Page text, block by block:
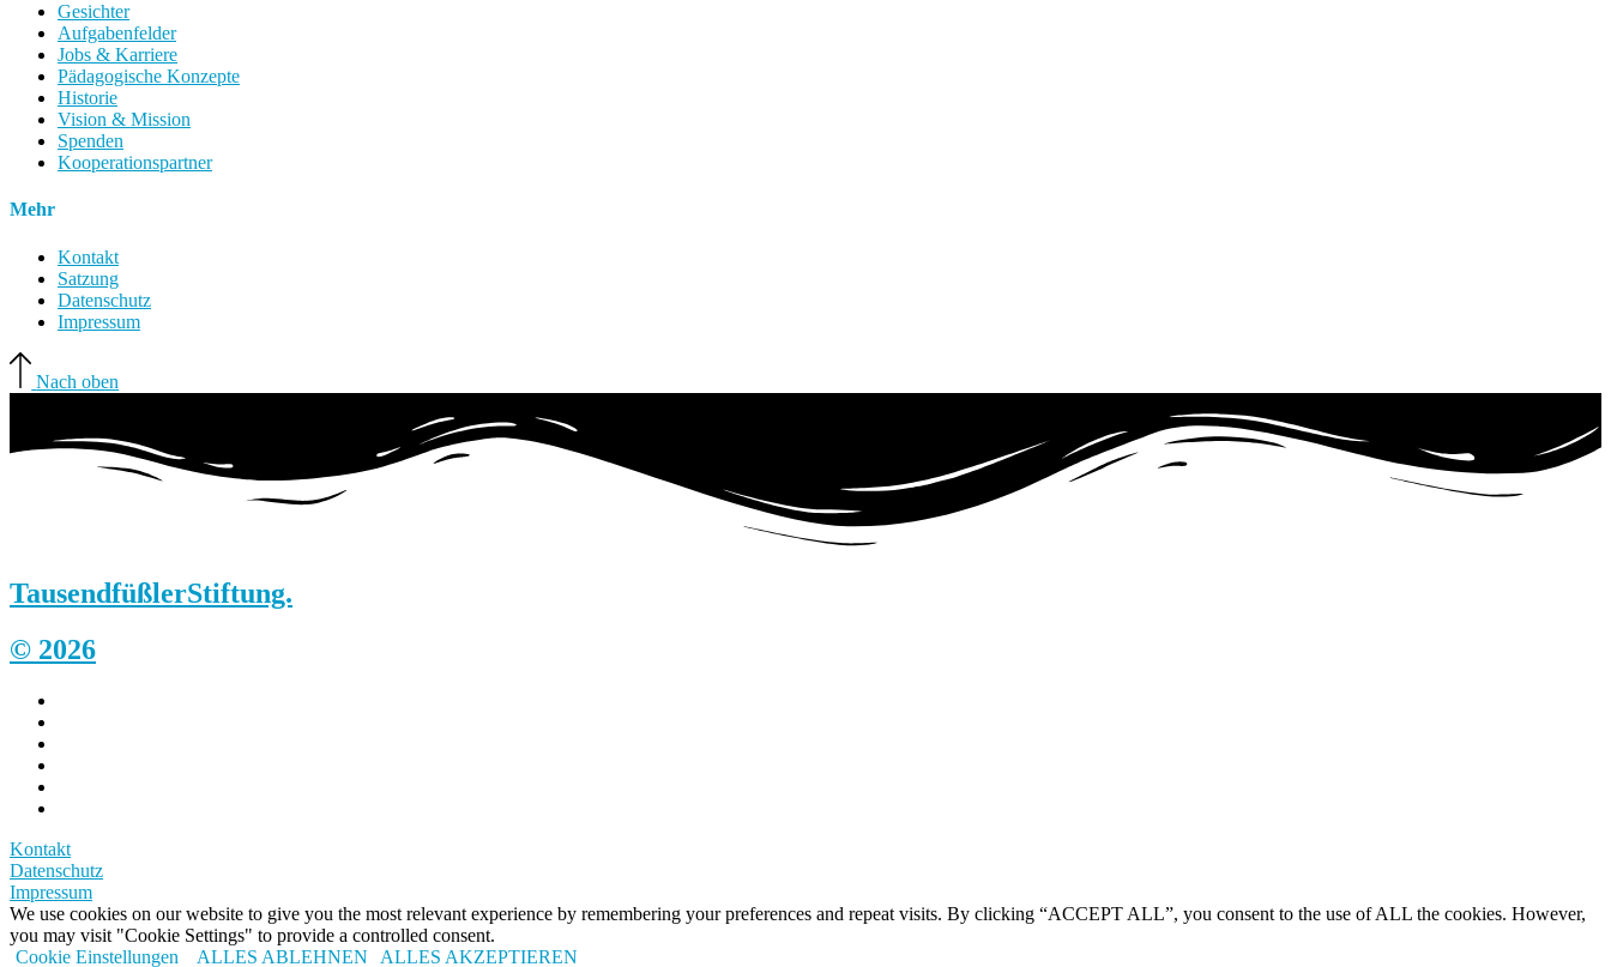
Gesichter
Aufgabenfelder
Jobs & Karriere
Pädagogische Konzepte
Historie
Vision & Mission
Spenden
Kooperationspartner
Mehr
Kontakt
Satzung
Datenschutz
Impressum
Nach oben
TausendfüßlerStiftung.
© 2026
Kontakt
Datenschutz
Impressum
We use cookies on our website to give you the most relevant experience by remembering your preferences and repeat visits. By clicking “ACCEPT ALL”, you consent to the use of ALL the cookies. However,
you may visit "Cookie Settings" to provide a controlled consent.
Cookie Einstellungen
ALLES ABLEHNEN ALLES AKZEPTIEREN